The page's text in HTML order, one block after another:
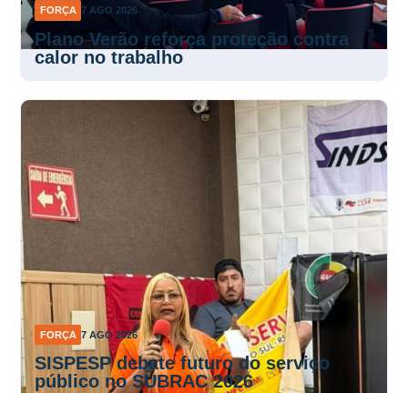
FORÇA 7 AGO 2026
Plano Verão reforça proteção contra
calor no trabalho
FORÇA 7 AGO 2026
SISPESP debate futuro do serviço
público no SUBRAC 2026